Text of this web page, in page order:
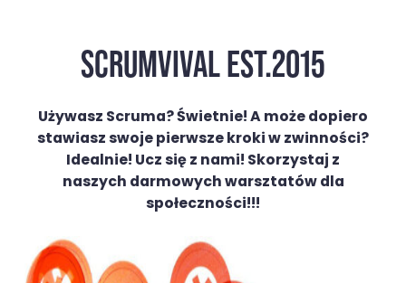
SCRUMVIVAL EST.2015
Używasz Scruma?Świetnie! A może dopiero
stawiasz swoje pierwsze kroki w zwinności?
Idealnie! Ucz się z nami! Skorzystaj z
naszych darmowych warsztatówdla
społeczności!!!